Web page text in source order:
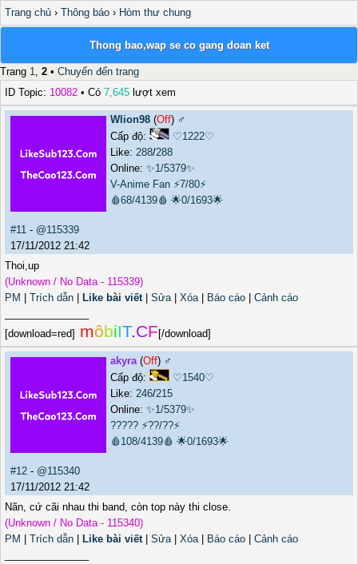
Trang chủ › Thông báo › Hòm thư chung
Thong bao,wap se co gang doan ket
Trang 1, 2 • Chuyển đến trang
ID Topic: 10082 • Có 7,645 lượt xem
Wlion98 (Off) ♂️
Cấp độ:
♡1222♡
Like: 288/288
Online: ✨1/5379✨
V-Anime Fan ⚡7/80⚡
🩸68/4139🩸 🌟0/1693🌟
#11 - @115339
17/11/2012 21:42
Thoi,up
(Unknown / No Data - 115339)
PM
Trích dẫn Like bài viết| Sửa| Xóa| Báo cáo
Cảnh cáo
[download=red] môbiIT.CF [/download]
akyra(Off) ♂️
Cấp độ:
♡1540♡
Like: 246/215
Online: ✨1/5379✨
????? ⚡??/??⚡
🩸108/4139🩸 🌟0/1693🌟
#12 - @115340
17/11/2012 21:42
Nãn, cứ cãi nhau thi band, còn top này thi close.
(Unknown / No Data - 115340)
PM
Trích dẫn Like bài viết| Sửa| Xóa| Báo cáo
Cảnh cáo